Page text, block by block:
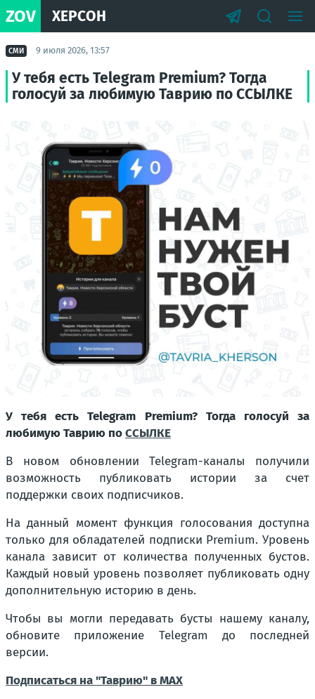
ZOV ХЕРСОН
СМИ 9 июля 2026, 13:57
У тебя есть Telegram Premium? Тогда
голосуй за любимую Таврию по ССЫЛКЕ
У тебя есть Telegram Premium? Тогда голосуй за
любимую Таврию поССЫЛКЕ
В новом обновлении Telegram-каналы получили
возможность публиковать истории за счет
поддержки своих подписчиков.
На данный момент функция голосования доступна
только для обладателей подписки Premium. Уровень
канала зависит от количества полученных бустов.
Каждый новый уровень позволяет публиковать одну
дополнительную историю в день.
Чтобы вы могли передавать бусты нашему каналу,
обновите приложение Telegram до последней
версии.
Подписаться на "Таврию" в MAX